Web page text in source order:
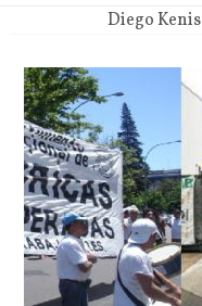
Diego Kenis